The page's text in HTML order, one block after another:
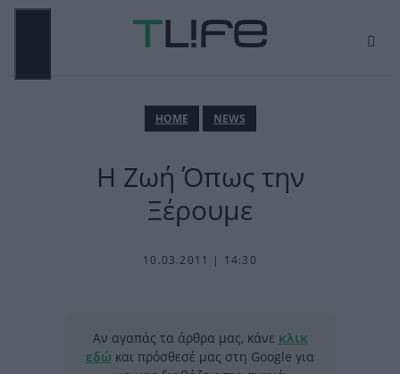
Μετάβαση
ΗΟΜΕ NEWS
Η Ζωή Όπως την
Ξέρουμε
10.03.2011 | 14:30
Αν αγαπάς τα άρθρα μας, κάνε κλικ
εδώ και πρόσθεσέ μας στη Google για